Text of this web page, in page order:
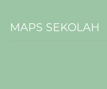
MAPS SEKOLAH